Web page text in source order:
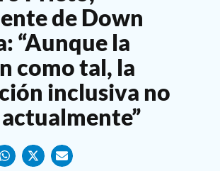
de Down
“Aunque la
como tal, la
inclusiva no